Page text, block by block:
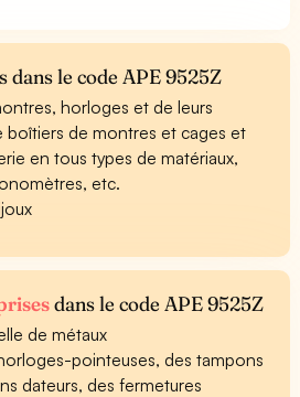
dans le code APE 9525Z
horloges et de leurs
boîtiers de montres et cages et
en tous types de matériaux,
etc.
dans le code APE 9525Z
de métaux
pointeuses, des tampons
dateurs, des fermetures